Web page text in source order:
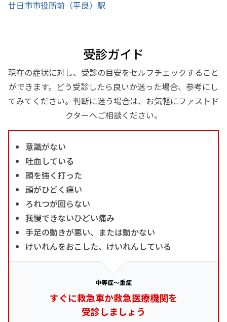
廿日市市役所前（平良）駅
受診ガイド
現在の症状に対し、受診の目安をセルフチェックすること
ができます。どう受診したら良いか迷った場合、参考にし
てみてください。判断に迷う場合は、お気軽にファストド
クターへご相談ください。
意識がない
吐血している
頭を強く打った
頭がひどく痛い
ろれつが回らない
我慢できないひどい痛み
手足の動きが悪い、または動かない
けいれんをおこした、けいれんしている
中等症～重症
すぐに救急車か救急医療機関を
受診しましょう